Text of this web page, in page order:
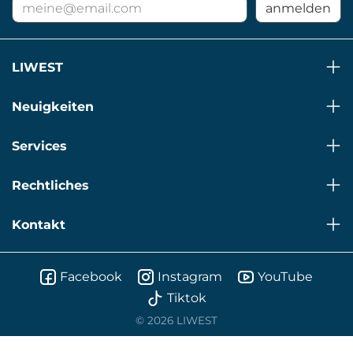
Mail
Adresse
anmelden
LIWEST
Neuigkeiten
Services
Rechtliches
Kontakt
Facebook Instagram
YouTube
Tiktok
© 2026 LIWEST